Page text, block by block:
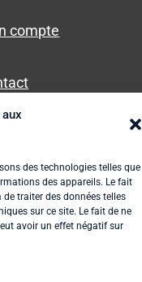
des technologies telles que
des appareils. Le fait
traiter des données telles
sur ce site. Le fait de ne
avoir un effet négatif sur
compte
légales